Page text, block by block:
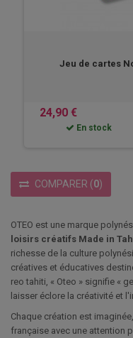
Jeu de cartes
24,90 €
En stock
COMPARER (0)
OTEO est une marque
loisirs créatifs Made in
richesse de la culture
créatives et éducatives
reo tahiti, « Oteo » signifie «
laisser éclore la créativité et
Chaque création est
française avec une attention